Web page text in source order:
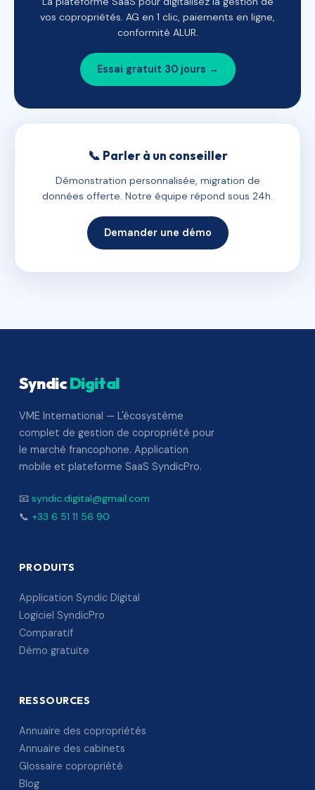
vos copropriétés. AG en 1 clic, paiements en ligne,
conformité ALUR.
Essai gratuit 30 jours →
📞 Parler à un conseiller
Démonstration personnalisée, migration de
données offerte. Notre équipe répond sous 24h.
Demander une démo
SyndicDigital
VME International — L'écosystème
complet de gestion de copropriété pour
le marché francophone. Application
mobile et plateforme SaaS SyndicPro.
📧 syndic.digital@gmail.com
📞 +33 6 51 11 56 90
PRODUITS
Application Syndic Digital
Logiciel SyndicPro
Comparatif
Démo gratuite
RESSOURCES
Annuaire des copropriétés
Annuaire des cabinets
Glossaire copropriété
Blog